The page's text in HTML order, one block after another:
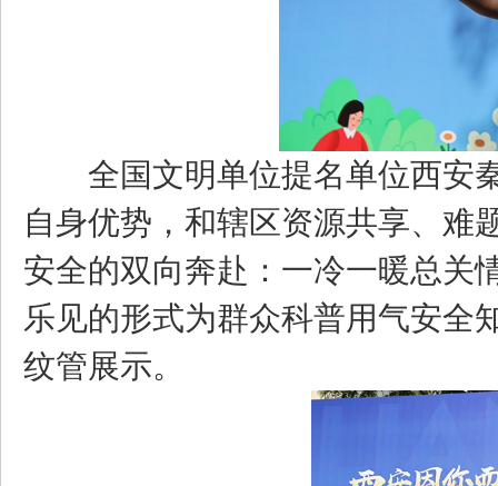
全国文明单位提名单位西安
自身优势，和辖区资源共享、难
安全的双向奔赴：一冷一暖总关
乐见的形式为群众科普用气安全
纹管展示。